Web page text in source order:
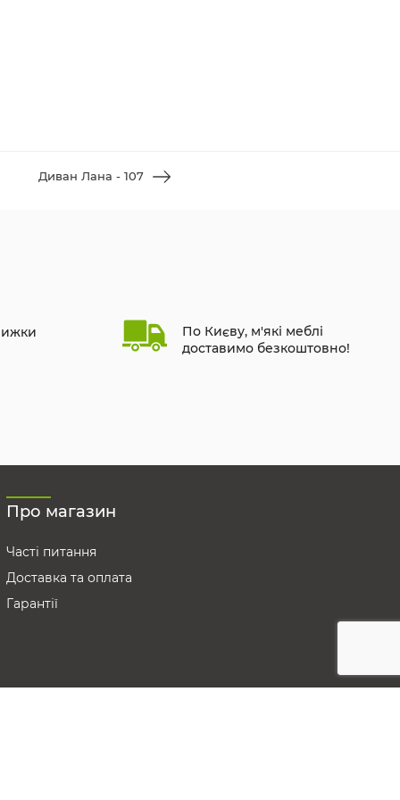
Диван Лана - 107
По Києву, м'які меблі
доставимо безкоштовно!
Про магазин
Часті питання
Доставка та оплата
Гарантії